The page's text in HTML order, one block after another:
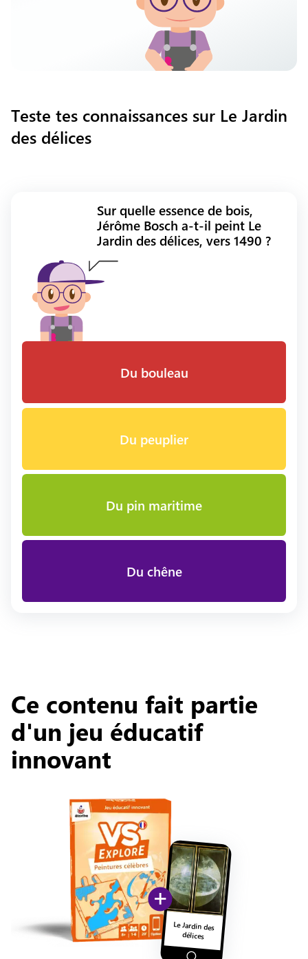
Teste tes connaissances sur Le Jardin
des délices
Sur quelle essence de bois,
Jérôme Bosch a-t-il peint Le
Jardin des délices, vers 1490 ?
Du bouleau
Du peuplier
Du pin maritime
Du chêne
Ce contenu fait partie
d'un jeu éducatif
innovant
Le Jardin des
délices
+